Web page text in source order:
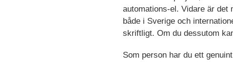
automations-el. Vidare är det
både i Sverige och
skriftligt. Om du dessutom
Som person har du ett